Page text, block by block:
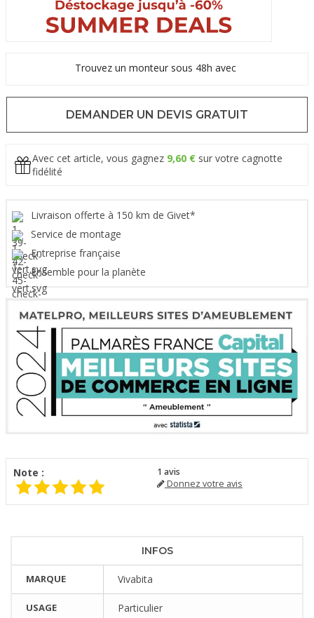
Trouvez un monteur sous 48h avec
DEMANDER UN DEVIS GRATUIT
Avec cet article, vous gagnez 9,60 € sur votre cagnotte
fidélité
Livraison offerte à 150 km de Givet*
Service de montage
Entreprise française
Ensemble pour la planète
Note : 1 avis
Donnez votre avis
INFOS
MARQUE Vivabita
USAGE Particulier